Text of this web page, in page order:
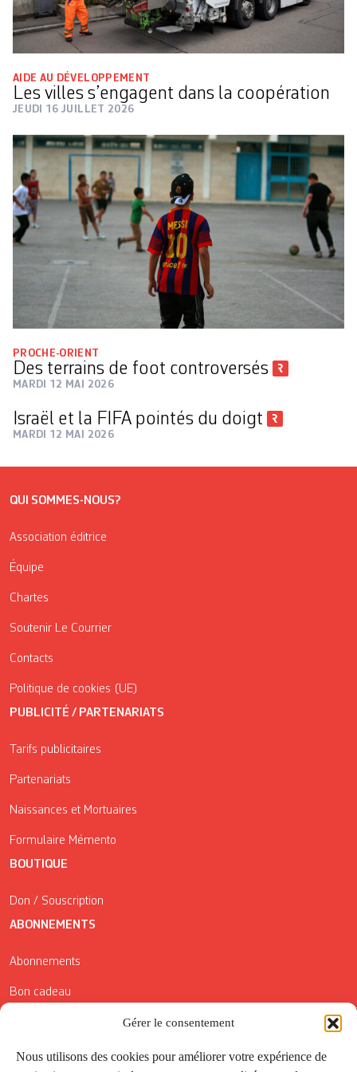
Gérer le consentement
Nous utilisons des cookies pour améliorer votre expérience de
AIDE AU DÉVELOPPEMENT
Les villes s’engagent dans la coopération
JEUDI 16 JUILLET 2026
PROCHE-ORIENT
Des terrains de foot controversés
MARDI 12 MAI 2026
Israël et la FIFA pointés du doigt
MARDI 12 MAI 2026
QUI SOMMES-NOUS?
Association éditrice
Équipe
Chartes
Soutenir Le Courrier
Contacts
Politique de cookies (UE)
PUBLICITÉ / PARTENARIATS
Tarifs publicitaires
Partenariats
Naissances et Mortuaires
Formulaire Mémento
BOUTIQUE
Don / Souscription
ABONNEMENTS
Abonnements
Bon cadeau
Conditions générales de vente
Réductions de la Carte Côté Courrier